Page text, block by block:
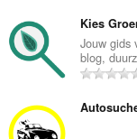
Kies
Jouw gids
blog,